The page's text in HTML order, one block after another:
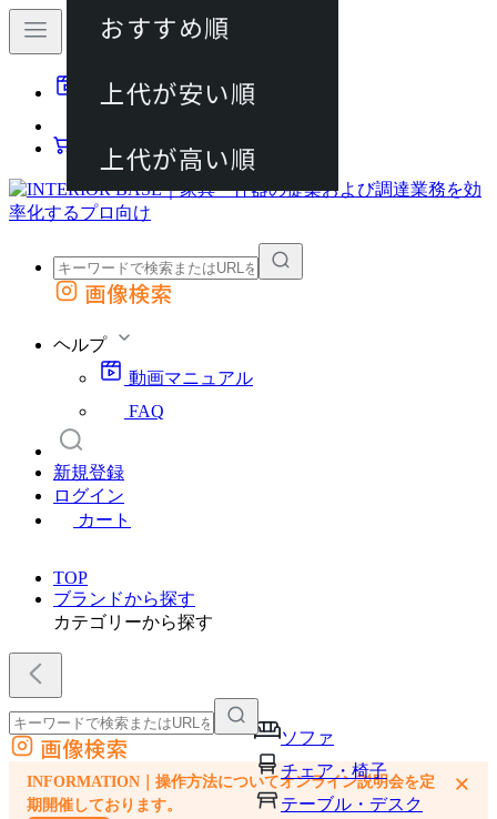
動画マニュアル
カート
外部サイトの商品をカートに追加
画像検索
ヘルプ
動画マニュアル
FAQ
新規登録
ログイン
カート
TOP
ブランドから探す
カテゴリーから探す
ソファ
チェア・椅子
テーブル・デスク
外部サイトの商品をカートに追加
他のサイトで見つけた商品ページのURLを貼り付けて、カートに追加できます
画像検索
INFORMATION｜操作方法についてオンライン説明会を定
期開催しております。
×
おすすめ順
上代が安い順
上代が高い順